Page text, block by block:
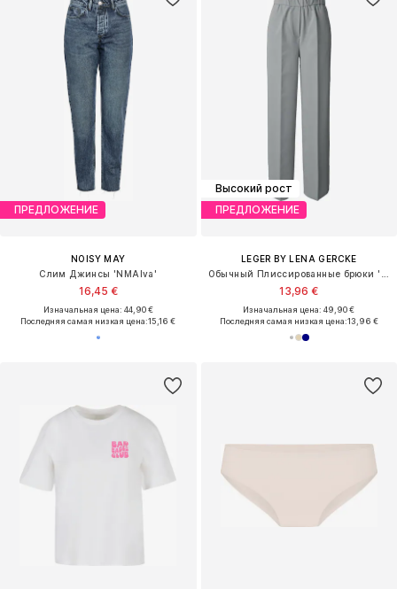
ПРЕДЛОЖЕНИЕ
NOISY MAY
Слим Джинсы 'NMAlva'
16,45 €
Изначальная цена: 44,90 €
Последняя самая низкая цена:15,16 €
Высокий рост
ПРЕДЛОЖЕНИЕ
LEGER BY LENA GERCKE
13,96 €
Изначальная цена: 49,90 €
Последняя самая низкая цена:13,96 €